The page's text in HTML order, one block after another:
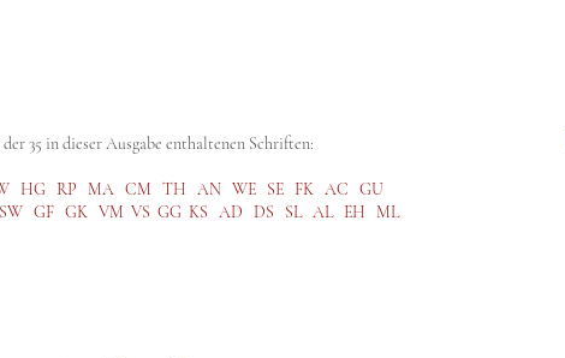
35 in dieser Ausgabe enthaltenen Schriften:
HG RP MA CM TH AN WE SE FK AC GU
SW GF GK VM VS GG KS AD DS SL AL EH ML